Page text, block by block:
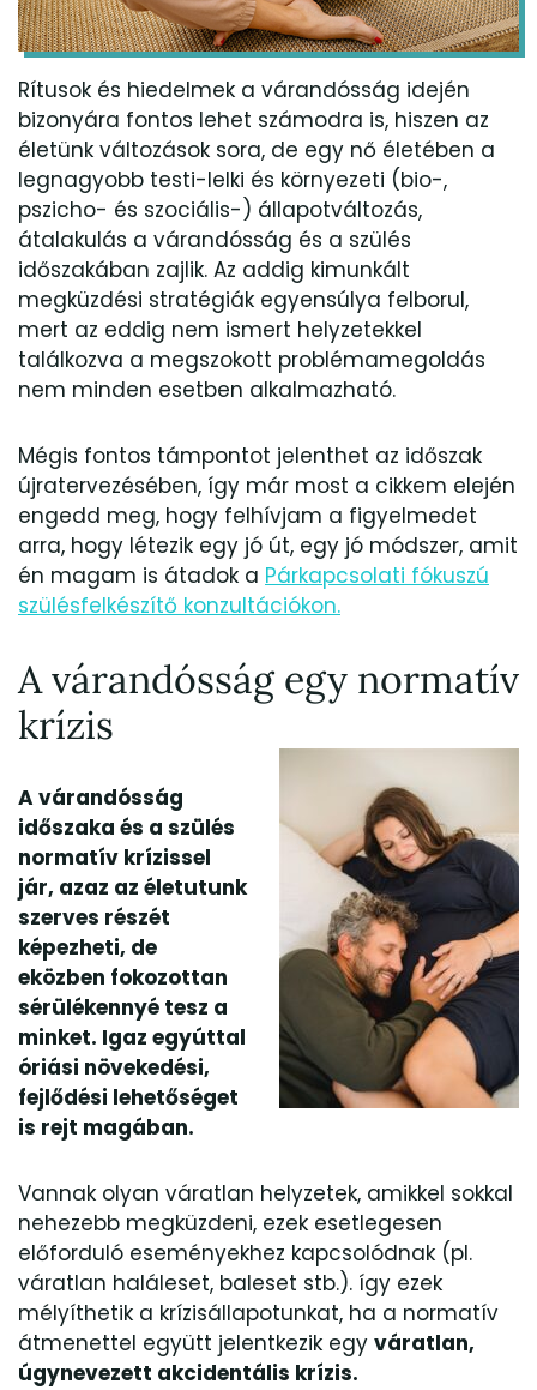
Rítusok és hiedelmek a várandósság idején
bizonyára fontos lehet számodra is, hiszen az
életünk változások sora, de egy nő életében a
legnagyobb testi-lelki és környezeti (bio-,
pszicho- és szociális-) állapotváltozás,
átalakulás a várandósság és a szülés
időszakában zajlik. Az addig kimunkált
megküzdési stratégiák egyensúlya felborul,
mert az eddig nem ismert helyzetekkel
találkozva a megszokott problémamegoldás
nem minden esetben alkalmazható.
Mégis fontos támpontot jelenthet az időszak
újratervezésében, így már most a cikkem elején
engedd meg, hogy felhívjam a figyelmedet
arra, hogy létezik egy jó út, egy jó módszer, amit
én magam is átadok a Párkapcsolati fókuszú
szülésfelkészítő konzultációkon.
A várandósság egy normatív
krízis
A várandósság
időszaka és a szülés
normatív krízissel
jár, azaz az életutunk
szerves részét
képezheti, de
eközben fokozottan
sérülékennyé tesz a
minket. Igaz egyúttal
óriási növekedési,
fejlődési lehetőséget
is rejt magában.
Vannak olyan váratlan helyzetek, amikkel sokkal
nehezebb megküzdeni, ezek esetlegesen
előforduló eseményekhez kapcsolódnak (pl.
váratlan haláleset, baleset stb.). így ezek
mélyíthetik a krízisállapotunkat, ha a normatív
átmenettel együtt jelentkezik egy váratlan,
úgynevezett akcidentális krízis.